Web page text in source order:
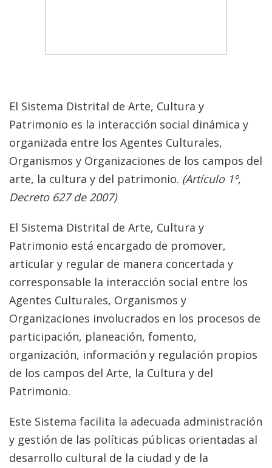
El Sistema Distrital de Arte, Cultura y
Patrimonio es la interacción social dinámica y
organizada entre los Agentes Culturales,
Organismos y Organizaciones de los campos del
arte, la cultura y del patrimonio. (Artículo 1º,
Decreto 627 de 2007)
El Sistema Distrital de Arte, Cultura y
Patrimonio está encargado de promover,
articular y regular de manera concertada y
corresponsable la interacción social entre los
Agentes Culturales, Organismos y
Organizaciones involucrados en los procesos de
participación, planeación, fomento,
organización, información y regulación propios
de los campos del Arte, la Cultura y del
Patrimonio.
Este Sistema facilita la adecuada administración
y gestión de las políticas públicas orientadas al
desarrollo cultural de la ciudad y de la